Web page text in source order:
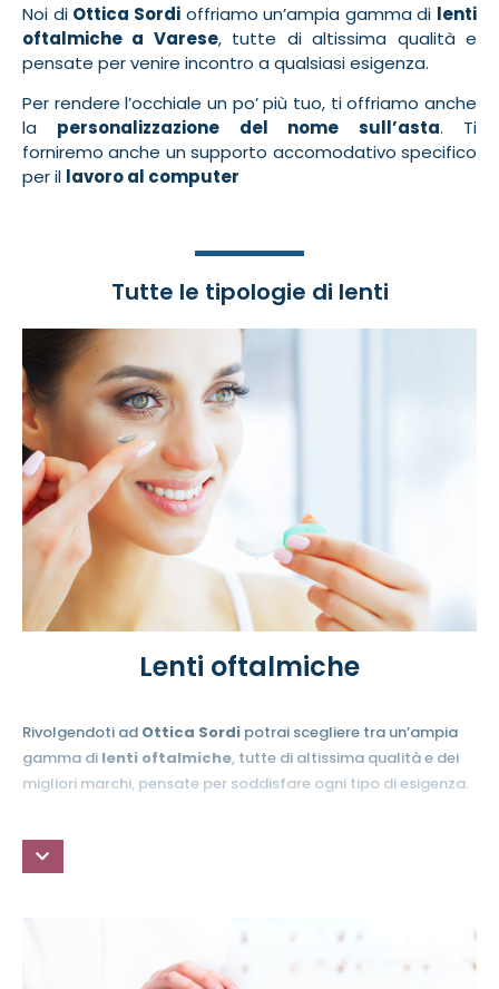
Noi di Ottica Sordioffriamo un’ampia gamma di lenti
oftalmiche a Varese, tutte di altissima qualità e
pensate per venire incontro a qualsiasi esigenza.
Per rendere l’occhiale un po’ più tuo, ti offriamo anche
la personalizzazione del nome sull’asta. Ti
forniremo anche un supporto accomodativo specifico
per il lavoro al computer
Tutte le tipologie di lenti
Lenti oftalmiche
Rivolgendoti ad Ottica Sordi potrai scegliere tra un’ampia
gamma di lenti oftalmiche, tutte di altissima qualità e dei
migliori marchi, pensate per soddisfare ogni tipo di esigenza.
per
ipermetropia, astigmatismo e presbiopia.
subire trattamenti antigraffio o antiriflesso, a seconda delle